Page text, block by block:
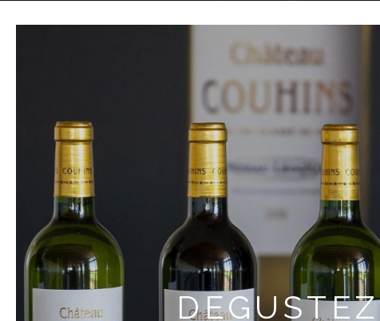
DEGUSTEZ